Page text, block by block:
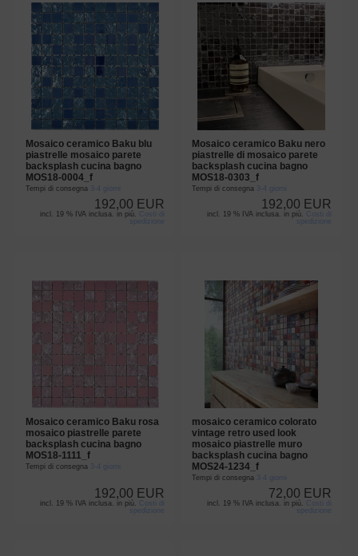
Mosaico ceramico Baku blu
piastrelle mosaico parete
backsplash cucina bagno
MOS18-0004_f
Tempi di consegna 3-4 giorni
192,00 EUR
incl. 19 % IVA inclusa. in più.
Costi di
spedizione
Mosaico ceramico Baku nero
piastrelle di mosaico parete
backsplash cucina bagno
MOS18-0303_f
Tempi di consegna 3-4 giorni
192,00 EUR
incl. 19 % IVA inclusa. in più.
Costi di
spedizione
Mosaico ceramico Baku rosa
mosaico piastrelle parete
backsplash cucina bagno
MOS18-1111_f
Tempi di consegna 3-4 giorni
192,00 EUR
incl. 19 % IVA inclusa. in più.
Costi di
spedizione
mosaico ceramico colorato
vintage retro used look
mosaico piastrelle muro
backsplash cucina bagno
MOS24-1234_f
Tempi di consegna 3-4 giorni
72,00 EUR
incl. 19 % IVA inclusa. in più.
Costi di
spedizione